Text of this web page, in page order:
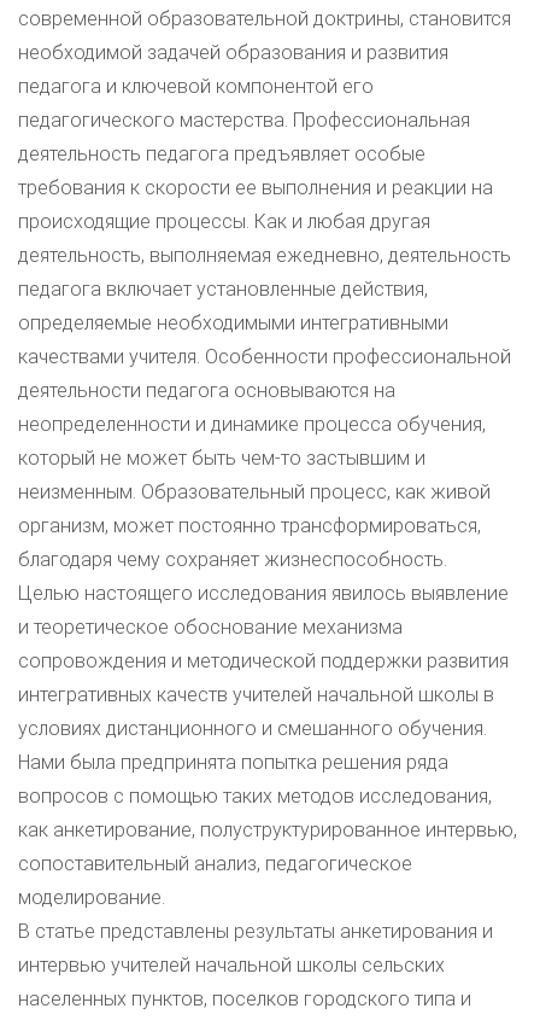
современной образовательной доктрины, становится
необходимой задачей образования и развития
педагога и ключевой компонентой его
педагогического мастерства. Профессиональная
деятельность педагога предъявляет особые
требования к скорости ее выполнения и реакции на
происходящие процессы. Как и любая другая
деятельность, выполняемая ежедневно, деятельность
педагога включает установленные действия,
определяемые необходимыми интегративными
качествами учителя. Особенности профессиональной
деятельности педагога основываются на
неопределенности и динамике процесса обучения,
который не может быть чем-то застывшим и
неизменным. Образовательный процесс, как живой
организм, может постоянно трансформироваться,
благодаря чему сохраняет жизнеспособность.
Целью настоящего исследования явилось выявление
и теоретическое обоснование механизма
сопровождения и методической поддержки развития
интегративных качеств учителей начальной школы в
условиях дистанционного и смешанного обучения.
Нами была предпринята попытка решения ряда
вопросов с помощью таких методов исследования,
как анкетирование, полуструктурированное интервью,
сопоставительный анализ, педагогическое
моделирование.
В статье представлены результаты анкетирования и
интервью учителей начальной школы сельских
населенных пунктов, поселков городского типа и